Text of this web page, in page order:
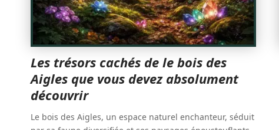
Les trésors cachés de le bois des
Aigles que vous devez absolument
découvrir
Le bois des Aigles, un espace naturel enchanteur, séduit